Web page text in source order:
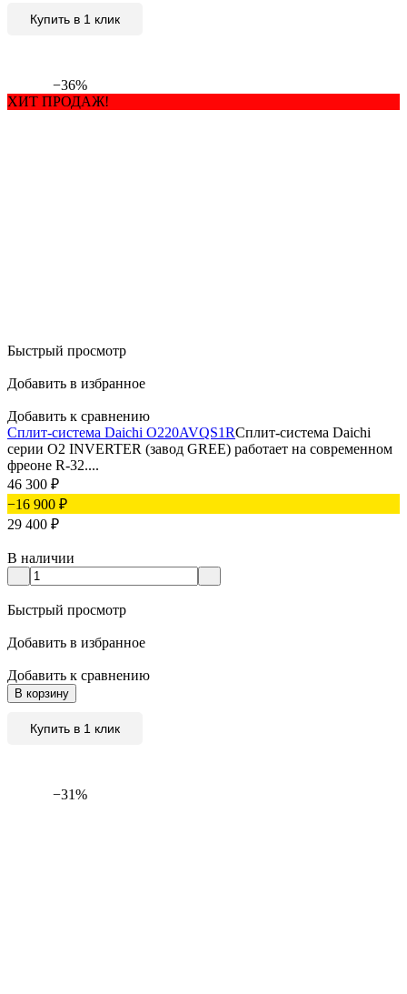
Купить в 1 клик
−36%
ХИТ ПРОДАЖ!
Быстрый просмотр
Добавить в избранное
Добавить к сравнению
Сплит-система Daichi O220AVQS1RСплит-система Daichi
серии О2 INVERTER (завод GREE) работает на современном
фреоне R-32....
46 300 ₽
−16 900 ₽
29 400 ₽
В наличии
Быстрый просмотр
Добавить в избранное
Добавить к сравнению
В корзину
Купить в 1 клик
−31%